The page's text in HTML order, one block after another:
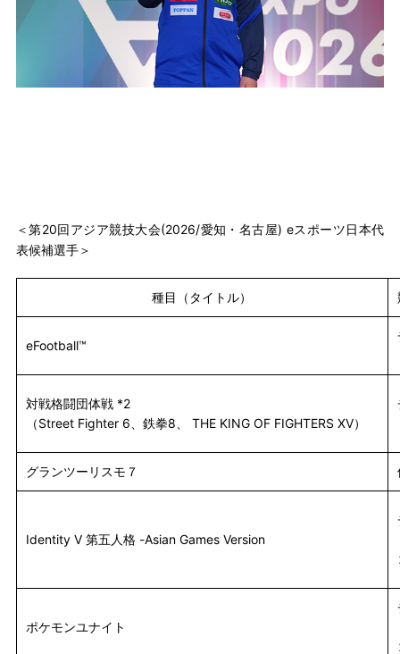
＜第20回アジア競技大会(2026/愛知・名古屋) eスポーツ日本代
表候補選手＞
種目（タイトル）
eFootball™
対戦格闘団体戦 *2
（Street Fighter 6、鉄拳8、 THE KING OF FIGHTERS XV）
グランツーリスモ７
Identity V 第五人格 -Asian Games Version
ポケモンユナイト